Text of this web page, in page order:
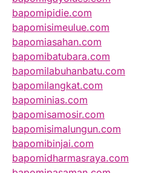
bapomipidie.com
bapomisimeulue.com
bapomiasahan.com
bapomibatubara.com
bapomilabuhanbatu.com
bapomilangkat.com
bapominias.com
bapomisamosir.com
bapomisimalungun.com
bapomibinjai.com
bapomidharmasraya.com